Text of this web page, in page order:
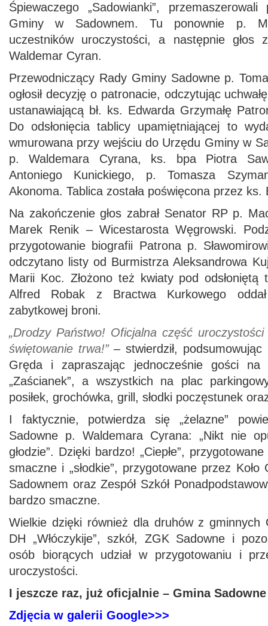
Śpiewaczego „Sadowianki”,
Gminy w Sadownem. Tu ponownie p.
uczestników uroczystości, a następnie głos
Waldemar Cyran.
Przewodniczący Rady Gminy Sadowne p.
ogłosił decyzję o patronacie, odczytując
ustanawiającą bł. ks. Edwarda Grzymałę
Do odsłonięcia tablicy upamiętniającej to
wmurowana przy wejściu do Urzędu Gminy w
p. Waldemara Cyrana, ks. bpa Piotra
Antoniego Kunickiego, p. Tomasza
Akonoma. Tablica została poświęcona przez ks.
Na zakończenie głos zabrał Senator RP p.
Marek Renik – Wicestarosta Węgrowski.
przygotowanie biografii Patrona p.
odczytano listy od Burmistrza Aleksandrowa
Marii Koc. Złożono też kwiaty pod odsłoniętą
Alfred Robak z Bractwa Kurkowego
zabytkowej broni.
„Drodzy Państwo! Oficjalna część
świętowanie trwa!”– stwierdził,
Gręda i zapraszając jednocześnie gości na
„Zaścianek”, a wszystkich na plac
posiłek, grochówka, grill, słodki poczęstunek
I faktycznie, potwierdza się „żelazne”
Sadowne p. Waldemara Cyrana: „Nikt nie
głodzie”. Dzięki bardzo! „Ciepłe”,
smaczne i „słodkie”, przygotowane przez
Sadownem oraz Zespół Szkół
bardzo smaczne.
Wielkie dzięki również dla druhów z gminnych
DH „Włóczykije”, szkół, ZGK Sadowne i
osób biorących udział w przygotowaniu i
uroczystości.
I jeszcze raz, już oficjalnie – Gmina Sadowne
Zdjęcia w galerii Google>>>